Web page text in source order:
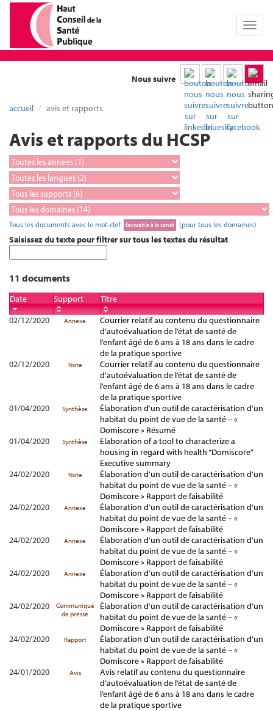
Toggle
Nous suivre
accueil avis et rapports
Avis et rapports du HCSP
Tous les documents avec le mot-clef favorable à la santé (pour tous les domaines)
Saisissez du texte pour filtrer sur tous les textes du résultat
11 documents
Date Support
Titre
02/12/2020
Annexe
Courrier relatif au contenu du questionnaire
d’autoévaluation de l’état de santé de
l’enfant âgé de 6 ans à 18 ans dans le cadre
de la pratique sportive
02/12/2020
Note
Courrier relatif au contenu du questionnaire
d’autoévaluation de l’état de santé de
l’enfant âgé de 6 ans à 18 ans dans le cadre
de la pratique sportive
01/04/2020
Synthèse
Élaboration d’un outil de caractérisation d’un
habitat du point de vue de la santé – «
Domiscore » Résumé
01/04/2020
Synthèse
Elaboration of a tool to characterize a
housing in regard with health “Domiscore”
Executive summary
24/02/2020
Note
Élaboration d’un outil de caractérisation d’un
habitat du point de vue de la santé – «
Domiscore » Rapport de faisabilité
24/02/2020
Annexe
Élaboration d’un outil de caractérisation d’un
habitat du point de vue de la santé – «
Domiscore » Rapport de faisabilité
24/02/2020
Annexe
Élaboration d’un outil de caractérisation d’un
habitat du point de vue de la santé – «
Domiscore » Rapport de faisabilité
24/02/2020
Annexe
Élaboration d’un outil de caractérisation d’un
habitat du point de vue de la santé – «
Domiscore » Rapport de faisabilité
24/02/2020
Communiqué
de presse
Élaboration d’un outil de caractérisation d’un
habitat du point de vue de la santé – «
Domiscore » Rapport de faisabilité
24/02/2020
Rapport
Élaboration d’un outil de caractérisation d’un
habitat du point de vue de la santé – «
Domiscore » Rapport de faisabilité
24/01/2020
Avis
Avis relatif au contenu du questionnaire
d’autoévaluation de l’état de santé de
l’enfant âgé de 6 ans à 18 ans dans le cadre
de la pratique sportive